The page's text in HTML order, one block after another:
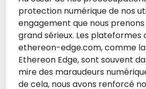
protection numérique de nos
engagement que nous
grand sérieux. Les
ethereon-edge.com, comme
Ethereon Edge, sont souvent
mire des maraudeurs
de cela, nous avons renforcé